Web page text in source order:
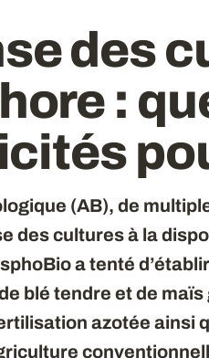
des
:
(AB), de
des cultures à la
a tenté
blé tendre et de
azotée ainsi